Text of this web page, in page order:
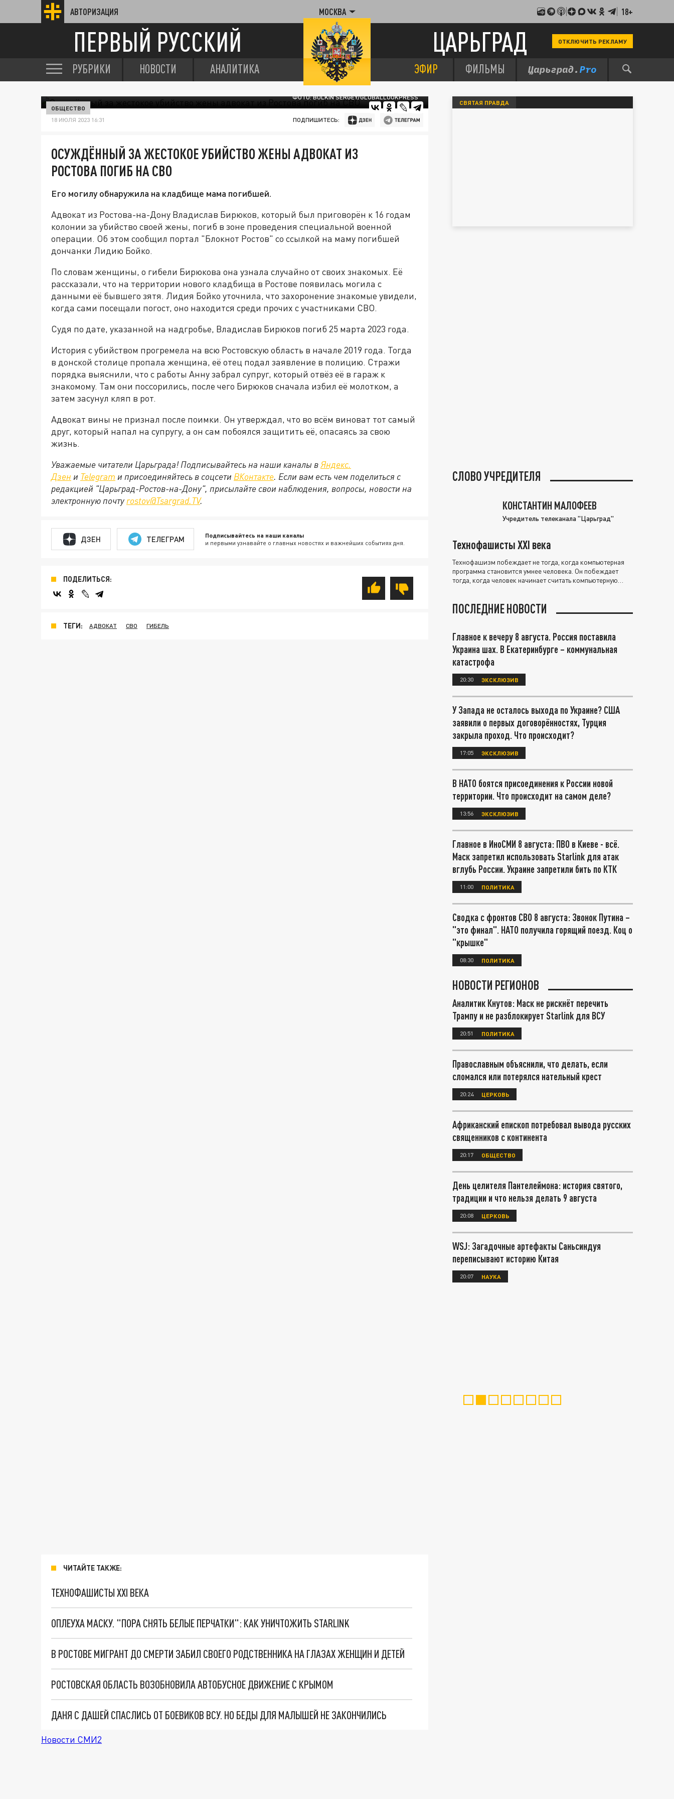
АВТОРИЗАЦИЯ МОСКВА 18+
ПЕРВЫЙ РУССКИЙ ЦАРЬГРАД ОТКЛЮЧИТЬ РЕКЛАМУ
РУБРИКИ НОВОСТИ АНАЛИТИКА ЭФИР ФИЛЬМЫ
ФОТО: BULKIN SERGEY/GLOBALLOOKPRESS
ОБЩЕСТВО
18 ИЮЛЯ 2023 16:31 ПОДПИШИТЕСЬ:
ОСУЖДЁННЫЙ ЗА ЖЕСТОКОЕ УБИЙСТВО ЖЕНЫ АДВОКАТ ИЗ
РОСТОВА ПОГИБ НА СВО
Его могилу обнаружила на кладбище мама погибшей.
Адвокат из Ростова-на-Дону Владислав Бирюков, который был приговорён к 16 годам
колонии за убийство своей жены, погиб в зоне проведения специальной военной
операции. Об этом сообщил портал "Блокнот Ростов" со ссылкой на маму погибшей
дончанки Лидию Бойко.
По словам женщины, о гибели Бирюкова она узнала случайно от своих знакомых. Её
рассказали, что на территории нового кладбища в Ростове появилась могила с
данными её бывшего зятя. Лидия Бойко уточнила, что захоронение знакомые увидели,
когда сами посещали погост, оно находится среди прочих с участниками СВО.
Судя по дате, указанной на надгробье, Владислав Бирюков погиб 25 марта 2023 года.
История с убийством прогремела на всю Ростовскую область в начале 2019 года. Тогда
в донской столице пропала женщина, её отец подал заявление в полицию. Стражи
порядка выяснили, что с работы Анну забрал супруг, который отвёз её в гараж к
знакомому. Там они поссорились, после чего Бирюков сначала избил её молотком, а
затем засунул кляп в рот.
Адвокат вины не признал после поимки. Он утверждал, что во всём виноват тот самый
друг, который напал на супругу, а он сам побоялся защитить её, опасаясь за свою
жизнь.
Уважаемые читатели Царьграда! Подписывайтесь на наши каналы вЯндекс.
Дзен и Telegram и присоединяйтесь в соцсети ВКонтакте. Если вам есть чем поделиться с
редакцией "Царьград-Ростов-на-Дону", присылайте свои наблюдения, вопросы, новости на
электронную почту rostov@Tsargrad.ТV.
ДЗЕН ТЕЛЕГРАМ Подписывайтесь на наши каналы
и первыми узнавайте о главных новостях и важнейших событиях дня.
ПОДЕЛИТЬСЯ:
ТЕГИ: АДВОКАТ СВО ГИБЕЛЬ
ЧИТАЙТЕ ТАКЖЕ:
ТЕХНОФАШИСТЫ XXI ВЕКА
ОПЛЕУХА МАСКУ. "ПОРА СНЯТЬ БЕЛЫЕ ПЕРЧАТКИ": КАК УНИЧТОЖИТЬ STARLINK
В РОСТОВЕ МИГРАНТ ДО СМЕРТИ ЗАБИЛ СВОЕГО РОДСТВЕННИКА НА ГЛАЗАХ ЖЕНЩИН И ДЕТЕЙ
РОСТОВСКАЯ ОБЛАСТЬ ВОЗОБНОВИЛА АВТОБУСНОЕ ДВИЖЕНИЕ С КРЫМОМ
ДАНЯ С ДАШЕЙ СПАСЛИСЬ ОТ БОЕВИКОВ ВСУ. НО БЕДЫ ДЛЯ МАЛЫШЕЙ НЕ ЗАКОНЧИЛИСЬ
Новости СМИ2
СВЯТАЯ ПРАВДА
СЛОВО УЧРЕДИТЕЛЯ
КОНСТАНТИН МАЛОФЕЕВ
Учредитель телеканала "Царьград"
Технофашисты XXI века
Технофашизм побеждает не тогда, когда компьютерная
программа становится умнее человека. Он побеждает
тогда, когда человек начинает считать компьютерную
ПОСЛЕДНИЕ НОВОСТИ
Главное к вечеру 8 августа. Россия поставила
Украина шах. В Екатеринбурге – коммунальная
катастрофа
20:30 ЭКСКЛЮЗИВ
У Запада не осталось выхода по Украине? США
заявили о первых договорённостях, Турция
закрыла проход. Что происходит?
17:05 ЭКСКЛЮЗИВ
В НАТО боятся присоединения к России новой
территории. Что происходит на самом деле?
13:56 ЭКСКЛЮЗИВ
Главное в ИноСМИ 8 августа: ПВО в Киеве - всё.
Маск запретил использовать Starlink для атак
вглубь России. Украине запретили бить по КТК
11:00 ПОЛИТИКА
Сводка с фронтов СВО 8 августа: Звонок Путина –
"это финал". НАТО получила горящий поезд. Коц о
"крышке"
08:30 ПОЛИТИКА
НОВОСТИ РЕГИОНОВ
Аналитик Кнутов: Маск не рискнёт перечить
Трампу и не разблокирует Starlink для ВСУ
20:51 ПОЛИТИКА
Православным объяснили, что делать, если
сломался или потерялся нательный крест
20:24 ЦЕРКОВЬ
Африканский епископ потребовал вывода русских
священников с континента
20:17 ОБЩЕСТВО
День целителя Пантелеймона: история святого,
традиции и что нельзя делать 9 августа
20:08 ЦЕРКОВЬ
WSJ: Загадочные артефакты Саньсиндуя
переписывают историю Китая
20:07 НАУКА